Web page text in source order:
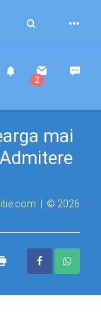
Toggle
2
mai
| © 2026